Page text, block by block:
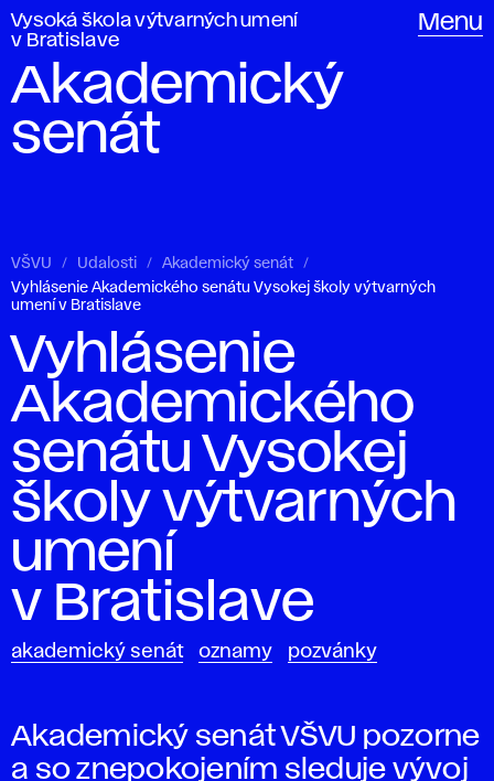
Vysoká škola výtvarných umení
v Bratislave
Menu
Akademický
senát
VŠVU Udalosti
Akademický senát
Vyhlásenie Akademického senátu Vysokej školy výtvarných
umení v Bratislave
Vyhlásenie
Akademického
senátu Vysokej
školy výtvarných
umení
v Bratislave
akademický senát oznamy pozvánky
Akademický senát VŠVU pozorne
a so znepokojením sleduje vývoj